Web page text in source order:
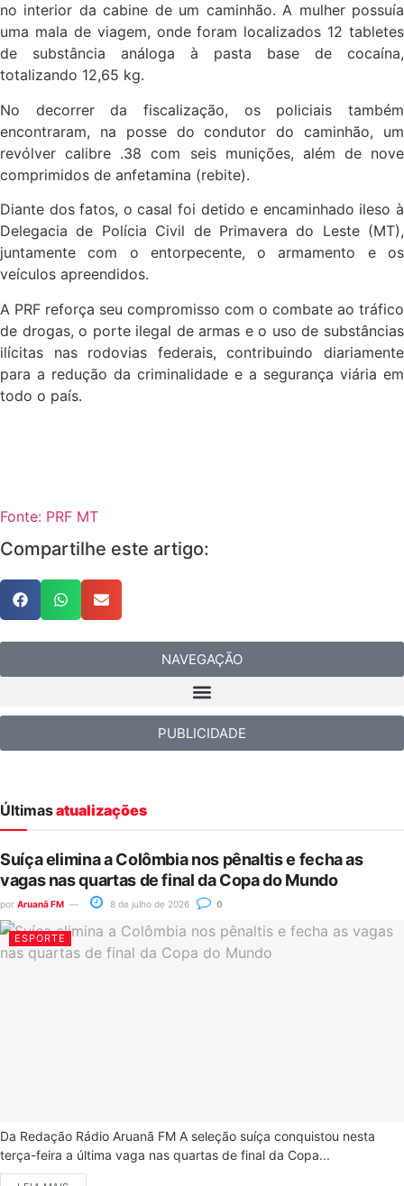
no interior da cabine de um caminhão. A mulher possuía
uma mala de viagem, onde foram localizados 12 tabletes
de substância análoga à pasta base de cocaína,
totalizando 12,65 kg.
No decorrer da fiscalização, os policiais também
encontraram, na posse do condutor do caminhão, um
revólver calibre .38 com seis munições, além de nove
comprimidos de anfetamina (rebite).
Diante dos fatos, o casal foi detido e encaminhado ileso à
Delegacia de Polícia Civil de Primavera do Leste (MT),
juntamente com o entorpecente, o armamento e os
veículos apreendidos.
A PRF reforça seu compromisso com o combate ao tráfico
de drogas, o porte ilegal de armas e o uso de substâncias
ilícitas nas rodovias federais, contribuindo diariamente
para a redução da criminalidade e a segurança viária em
todo o país.
Fonte: PRF MT
Compartilhe este artigo:
NAVEGAÇÃO
PUBLICIDADE
Últimasatualizações
Suíça elimina a Colômbia nos pênaltis e fecha as
vagas nas quartas de final da Copa do Mundo
por Aruanã FM 8 de julho de 2026 0
ESPORTE
Da Redação Rádio Aruanã FM A seleção suíça conquistou nesta
terça-feira a última vaga nas quartas de final da Copa...